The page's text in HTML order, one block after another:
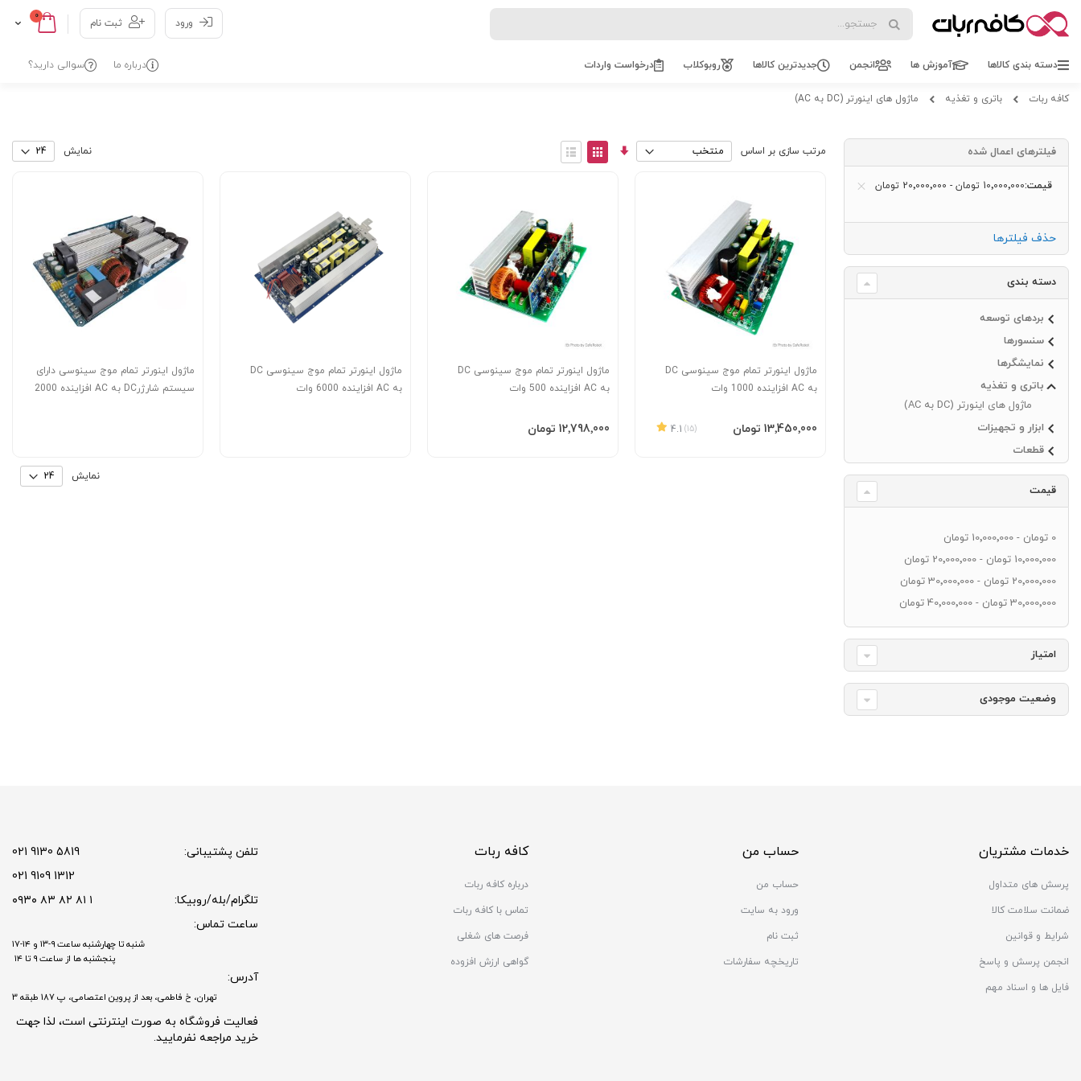
Cart0
Skip
to
ورود ثبت نام
دسته بندی کالاها آموزش ها انجمن جدیدترین کالاها روبوکلاب درخواست واردات سوالی دارید؟ درباره ما
کافه ربات باتری و تغذیه ماژول های اینورتر (DC به AC)
مرتب سازی بر اساس
مرتب
سازی
View
as
نمایش
ماژول اینورتر تمام موج سینوسی DC
به AC افزاینده 1000 وات
4.1 (15) ‎13٬450٬000 تومان
افزودن به سبد
ماژول اینورتر تمام موج سینوسی DC
به AC افزاینده 500 وات
‎12٬798٬000 تومان
افزودن به سبد
ماژول اینورتر تمام موج سینوسی DC
به AC افزاینده 6000 وات
ماژول اینورتر تمام موج سینوسی دارای
سیستم شارژرDC به AC افزاینده 2000
نمایش
فیلترهای اعمال شده
قیمت ‎10٬000٬000 تومان - ‎20٬000٬000 تومان
حذف فیلترها
دسته بندی
بردهای توسعه
سنسورها
نمایشگرها
باتری و تغذیه
ماژول های اینورتر (DC به AC)
ابزار و تجهیزات
قطعات
قیمت
‎0 تومان - ‎10٬000٬000 تومان
‎10٬000٬000 تومان
- ‎20٬000٬000 تومان
‎20٬000٬000 تومان
- ‎30٬000٬000 تومان
‎30٬000٬000 تومان
- ‎40٬000٬000 تومان
امتیاز
وضعیت موجودی
خدمات مشتریان
پرسش های متداول
ضمانت سلامت کالا
شرایط و قوانین
انجمن پرسش و پاسخ
فایل ها و اسناد مهم
حساب من
حساب من
ورود به سایت
ثبت نام
تاریخچه سفارشات
کافه ربات
درباره کافه ربات
تماس با کافه ربات
فرصت های شغلی
گواهی ارزش افزوده
تلفن پشتیبانی:
5819 9130 021
1312 9109 021
تلگرام/بله/روبیکا:
۱ ۸۱ ۸۲ ۸۳ ۰۹۳۰
ساعت تماس:
شنبه تا چهارشنبه ساعت ۹-۱۳ و ۱۴-۱۷
پنجشنبه ها از ساعت ۹ تا ۱۴
آدرس:
تهران، خ فاطمی، بعد از پروین اعتصامی، پ 187 طبقه 3
فعالیت فروشگاه به صورت اینترنتی است، لذا جهت
خرید مراجعه نفرمایید.